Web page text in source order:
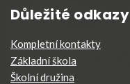
Důležité odkazy
Kompletní kontakty
Základní škola
Školní družina